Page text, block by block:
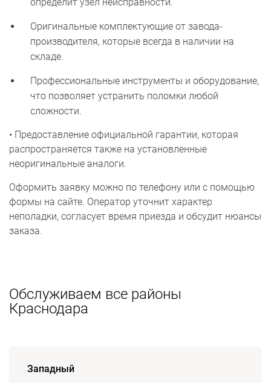
Оригинальные комплектующие от завода-
производителя, которые всегда в наличии на
складе.
Профессиональные инструменты и оборудование,
что позволяет устранить поломки любой
сложности.
• Предоставление официальной гарантии, которая
распространяется также на установленные
неоригинальные аналоги.
Оформить заявку можно по телефону или с помощью
формы на сайте. Оператор уточнит характер
неполадки, согласует время приезда и обсудит нюансы
заказа.
Обслуживаем все районы
Краснодара
Западный